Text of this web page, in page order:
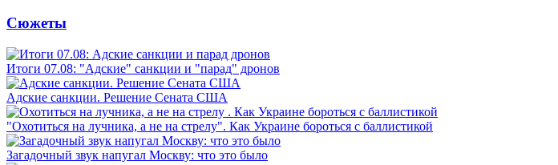
Сюжеты
Итоги 07.08: "Адские" санкции и "парад" дронов
Адские санкции. Решение Сената США
"Охотиться на лучника, а не на стрелу". Как Украине бороться с баллистикой
Загадочный звук напугал Москву: что это было